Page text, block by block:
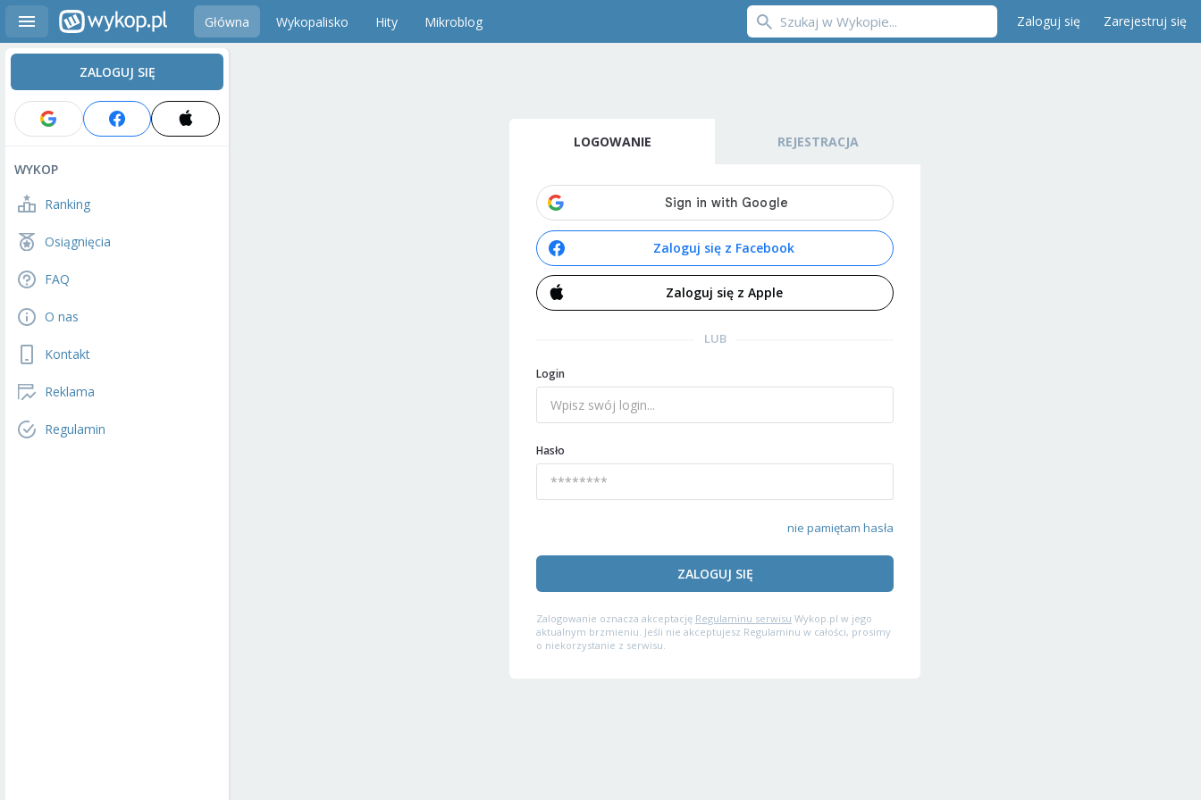
Główna Wykopalisko Hity Mikroblog Zaloguj się Zarejestruj się
ZALOGUJ SIĘ
WYKOP
Ranking
Osiągnięcia
FAQ
O nas
Kontakt
Reklama
Regulamin
LOGOWANIE REJESTRACJA
Zaloguj się z Facebook
Zaloguj się z Apple
LUB
Login
Hasło
nie pamiętam hasła
ZALOGUJ SIĘ
Zalogowanie oznacza akceptację Regulaminu serwisu Wykop.pl w jego
aktualnym brzmieniu. Jeśli nie akceptujesz Regulaminu w całości, prosimy
o niekorzystanie z serwisu.